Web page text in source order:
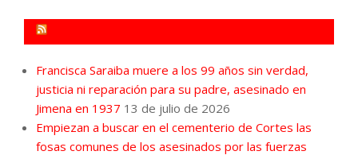
Francisca Saraiba muere a los 99 años sin verdad,
justicia ni reparación para su padre, asesinado en
Jimena en 1937 13 de julio de 2026
Empiezan a buscar en el cementerio de Cortes las
fosas comunes de los asesinados por las fuerzas